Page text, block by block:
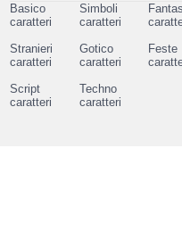
Basico
caratteri
Simboli
caratteri
Stranieri
caratteri
Gotico
caratteri
Feste
Script
caratteri
Techno
caratteri